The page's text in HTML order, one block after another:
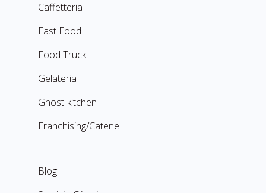
Caffetteria
Fast Food
Food Truck
Gelateria
Ghost-kitchen
Franchising/Catene
Blog